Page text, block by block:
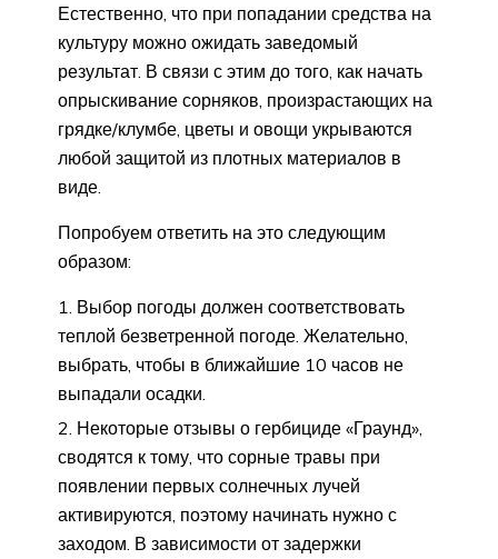
Естественно, что при попадании средства на
культуру можно ожидать заведомый
результат. В связи с этим до того, как начать
опрыскивание сорняков, произрастающих на
грядке/клумбе, цветы и овощи укрываются
любой защитой из плотных материалов в
виде.
Попробуем ответить на это следующим
образом:
Выбор погоды должен соответствовать
теплой безветренной погоде. Желательно,
выбрать, чтобы в ближайшие 10 часов не
выпадали осадки.
Некоторые отзывы о гербициде «Граунд»,
сводятся к тому, что сорные травы при
появлении первых солнечных лучей
активируются, поэтому начинать нужно с
заходом. В зависимости от задержки